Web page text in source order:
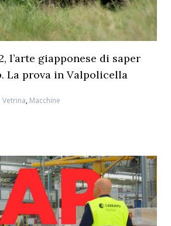
l’arte giapponese di saper
La prova in Valpolicella
Vetrina, Macchine